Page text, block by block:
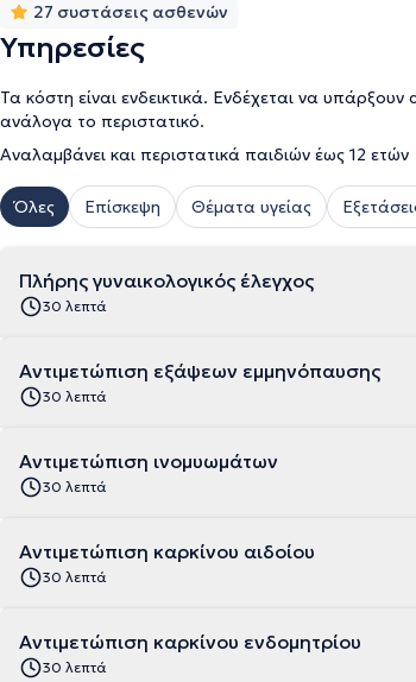
27 συστάσεις ασθενών
Υπηρεσίες
Τα κόστη είναι ενδεικτικά. Ενδέχεται να
ανάλογα το περιστατικό.
Αναλαμβάνει και περιστατικά παιδιών έως 12 ετών
Όλες Επίσκεψη Θέματα υγείας
Πλήρης γυναικολογικός έλεγχος
30 λεπτά
Αντιμετώπιση εξάψεων εμμηνόπαυσης
30 λεπτά
Αντιμετώπιση ινομυωμάτων
30 λεπτά
Αντιμετώπιση καρκίνου αιδοίου
30 λεπτά
Αντιμετώπιση καρκίνου ενδομητρίου
30 λεπτά